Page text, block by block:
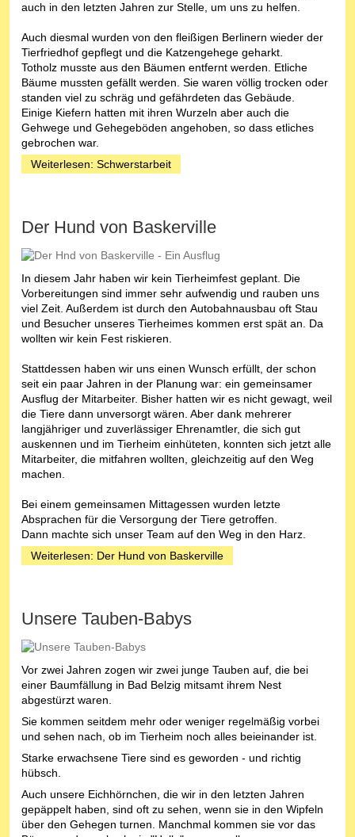
auch in den letzten Jahren zur Stelle, um uns zu helfen.
Auch diesmal wurden von den fleißigen Berlinern wieder der
Tierfriedhof gepflegt und die Katzengehege geharkt.
Totholz musste aus den Bäumen entfernt werden. Etliche
Bäume mussten gefällt werden. Sie waren völlig trocken oder
standen viel zu schräg und gefährdeten das Gebäude.
Einige Kiefern hatten mit ihren Wurzeln aber auch die
Gehwege und Gehegeböden angehoben, so dass etliches
gebrochen war.
Weiterlesen: Schwerstarbeit
Der Hund von Baskerville
In diesem Jahr haben wir kein Tierheimfest geplant. Die
Vorbereitungen sind immer sehr aufwendig und rauben uns
viel Zeit. Außerdem ist durch den Autobahnausbau oft Stau
und Besucher unseres Tierheimes kommen erst spät an. Da
wollten wir kein Fest riskieren.
Stattdessen haben wir uns einen Wunsch erfüllt, der schon
seit ein paar Jahren in der Planung war: ein gemeinsamer
Ausflug der Mitarbeiter. Bisher hatten wir es nicht gewagt, weil
die Tiere dann unversorgt wären. Aber dank mehrerer
langjähriger und zuverlässiger Ehrenamtler, die sich gut
auskennen und im Tierheim einhüteten, konnten sich jetzt alle
Mitarbeiter, die mitfahren wollten, gleichzeitig auf den Weg
machen.
Bei einem gemeinsamen Mittagessen wurden letzte
Absprachen für die Versorgung der Tiere getroffen.
Dann machte sich unser Team auf den Weg in den Harz.
Weiterlesen: Der Hund von Baskerville
Unsere Tauben-Babys
Vor zwei Jahren zogen wir zwei junge Tauben auf, die bei
einer Baumfällung in Bad Belzig mitsamt ihrem Nest
abgestürzt waren.
Sie kommen seitdem mehr oder weniger regelmäßig vorbei
und sehen nach, ob im Tierheim noch alles beieinander ist.
Starke erwachsene Tiere sind es geworden - und richtig
hübsch.
Auch unsere Eichhörnchen, die wir in den letzten Jahren
gepäppelt haben, sind oft zu sehen, wenn sie in den Wipfeln
über den Gehegen turnen. Manchmal kommen sie vor das